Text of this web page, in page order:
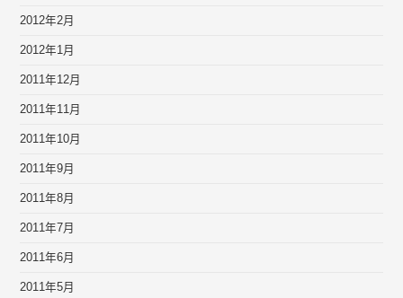
2012年2月
2012年1月
2011年12月
2011年11月
2011年10月
2011年9月
2011年8月
2011年7月
2011年6月
2011年5月